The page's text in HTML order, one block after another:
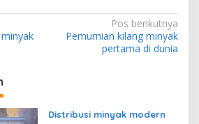
Pos berikutnya
Pemurnian kilang minyak
pertama di dunia
Distribusi minyak modern